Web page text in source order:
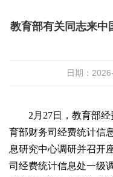
教育部有关同志来中
日期：
2月27日，教育部
育部财务司经费统计信
息研究中心调研并召开
司经费统计信息处一级